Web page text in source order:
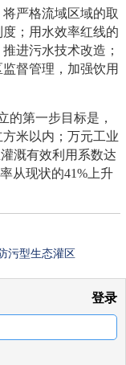
严格流域区域的取
；用水效率红线的
进污水技术改造；
督管理，加强饮用
第一步目标是，
米以内；万元工业
溉有效利用系数达
从现状的41%上升
污型生态灌区
登录